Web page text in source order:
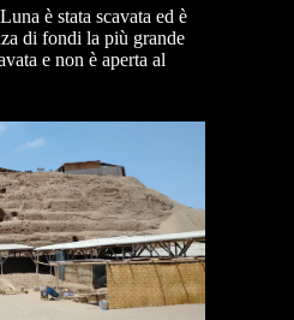
è stata scavata ed è
di fondi la più grande
e non è aperta al